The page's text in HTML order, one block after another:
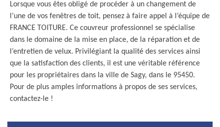
Lorsque vous êtes obligé de procéder à un changement de
l’une de vos fenêtres de toit, pensez à faire appel à l’équipe de
FRANCE TOITURE. Ce couvreur professionnel se spécialise
dans le domaine de la mise en place, de la réparation et de
l’entretien de velux. Privilégiant la qualité des services ainsi
que la satisfaction des clients, il est une véritable référence
pour les propriétaires dans la ville de Sagy, dans le 95450.
Pour de plus amples informations à propos de ses services,
contactez-le !